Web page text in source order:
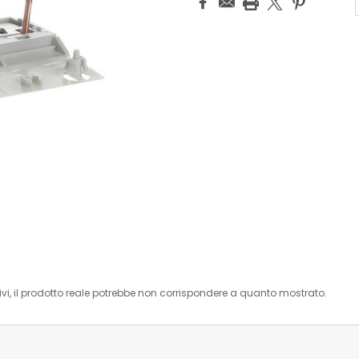
il prodotto reale potrebbe non corrispondere a quanto mostrato.